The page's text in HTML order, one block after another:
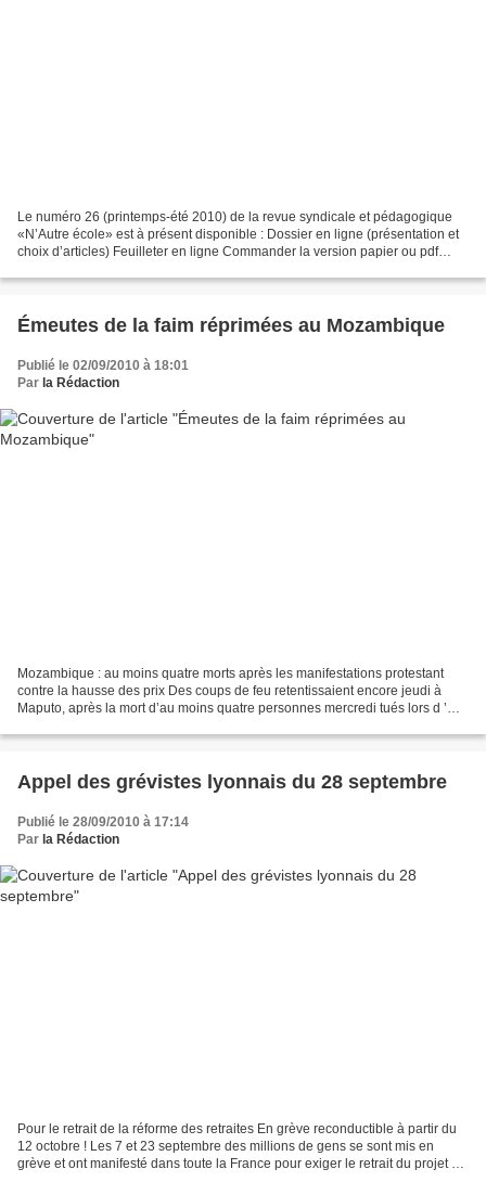
Le numéro 26 (printemps-été 2010) de la revue syndicale et pédagogique
«N’Autre école» est à présent disponible : Dossier en ligne (présentation et
choix d’articles) Feuilleter en ligne Commander la version papier ou pdf
Émeutes de la faim réprimées au Mozambique
Publié le 02/09/2010 à 18:01
Par la Rédaction
Mozambique : au moins quatre morts après les manifestations protestant
contre la hausse des prix Des coups de feu retentissaient encore jeudi à
Maputo, après la mort d’au moins quatre personnes mercredi tués lors d ’
Appel des grévistes lyonnais du 28 septembre
Publié le 28/09/2010 à 17:14
Par la Rédaction
Pour le retrait de la réforme des retraites En grève reconductible à partir du
12 octobre ! Les 7 et 23 septembre des millions de gens se sont mis en
grève et ont manifesté dans toute la France pour exiger le retrait du projet de